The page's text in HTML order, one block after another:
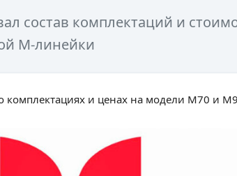
состав комплектаций и
М-линейки
комплектациях и ценах на модели М70 и